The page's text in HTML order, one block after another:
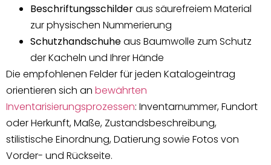
Beschriftungsschilderaus säurefreiem Material
zur physischen Nummerierung
Schutzhandschuheaus Baumwolle zum Schutz
der Kacheln und Ihrer Hände
Die empfohlenen Felder für jeden Katalogeintrag
orientieren sich an bewährten
Inventarisierungsprozessen: Inventarnummer, Fundort
oder Herkunft, Maße, Zustandsbeschreibung,
stilistische Einordnung, Datierung sowie Fotos von
Vorder- und Rückseite.